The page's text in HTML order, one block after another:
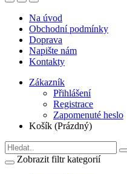
Na úvod
Obchodní podmínky
Doprava
Napište nám
Kontakty
Zákazník
Přihlášení
Registrace
Zapomenuté heslo
Košík (Prázdný)
Zobrazit filtr kategorií